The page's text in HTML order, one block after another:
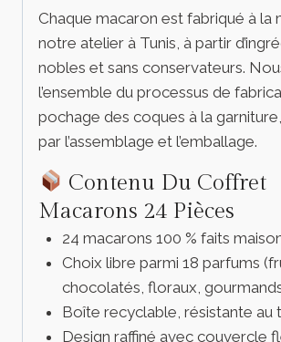
Chaque macaron est fabriqué à la
notre atelier à Tunis, à partir
nobles et sans conservateurs.
l’ensemble du processus de
pochage des coques à la
par l’assemblage et l’emballage.
Contenu Du Coffret
Macarons 24 Pièces
24 macarons 100 % faits
Choix libre parmi 18 parfums
chocolatés, floraux,
Boîte recyclable, résistante au
Design raffiné avec couvercle